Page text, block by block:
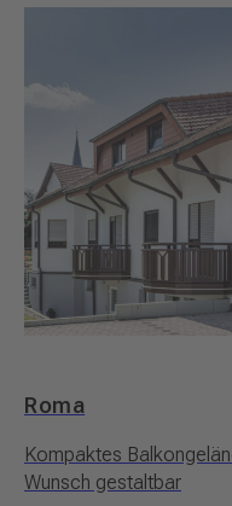
Roma
Kompaktes
Wunsch gestaltbar